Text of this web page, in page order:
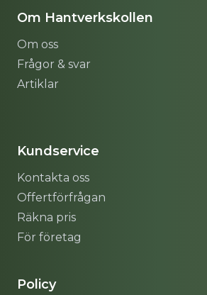
Om Hantverkskollen
Om oss
Frågor & svar
Artiklar
Kundservice
Kontakta oss
Offertförfrågan
Räkna pris
För företag
Policy